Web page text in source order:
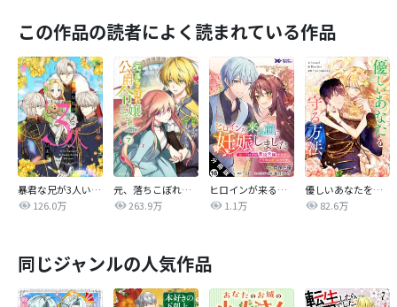
この作品の読者によく読まれている作品
暴君な兄が3人います【タテヨミ】
126.0万
元、落ちこぼれ公爵令嬢です。THE COMIC
263.9万
ヒロインが来る前に妊娠しました 詰んだはずの悪役令嬢ですが、どうやら違うようです（コミック） 分冊版
1.1万
優しいあなたを守る方法【タテヨミ】
82.6万
同じジャンルの人気作品